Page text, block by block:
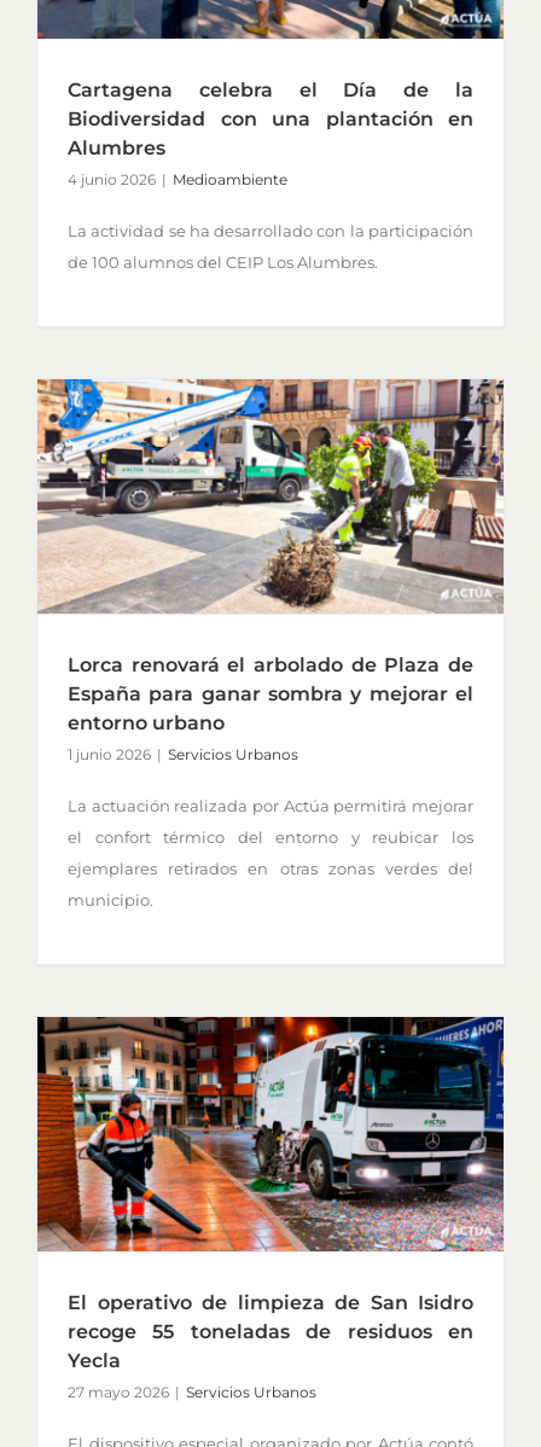
Cartagena celebra el Día de la
Biodiversidad con una plantación en
Alumbres
4 junio 2026 | Medioambiente
La actividad se ha desarrollado con la participación
de 100 alumnos del CEIP Los Alumbres.
Lorca renovará el arbolado de Plaza de
España para ganar sombra y mejorar el
entorno urbano
1 junio 2026 | Servicios Urbanos
La actuación realizada por Actúa permitirá mejorar
el confort térmico del entorno y reubicar los
ejemplares retirados en otras zonas verdes del
municipio.
El operativo de limpieza de San Isidro
recoge 55 toneladas de residuos en
Yecla
27 mayo 2026 | Servicios Urbanos